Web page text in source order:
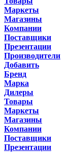
Маркеты
Магазины
Компании
Поставщики
Презентации
Производители
Добавить
Бренд
Марка
Дилеры
Товары
Маркеты
Магазины
Компании
Поставщики
Презентации